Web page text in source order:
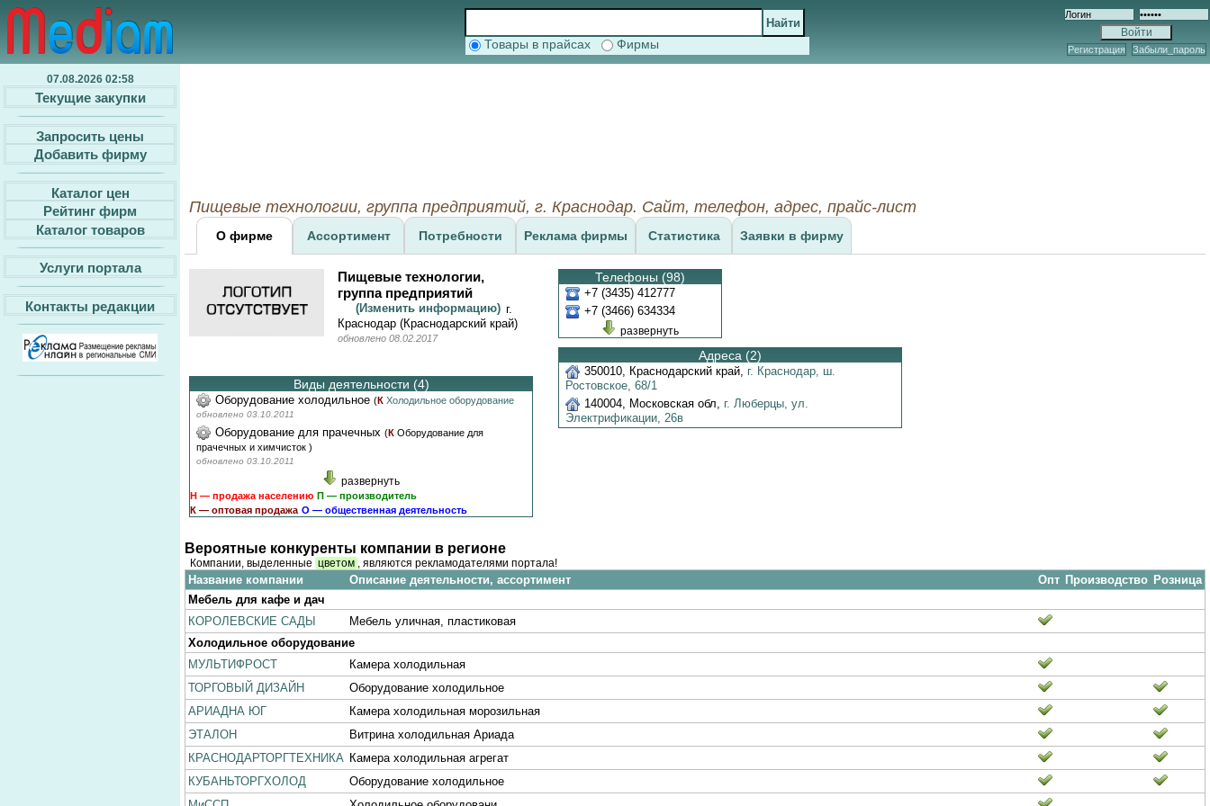
Товары в прайсах Фирмы Регистрация Забыли_пароль
07.08.2026 02:58
Текущие закупки
Запросить цены
Добавить фирму
Каталог цен
Рейтинг фирм
Каталог товаров
Услуги портала
Контакты редакции
Пищевые технологии, группа предприятий, г. Краснодар. Cайт, телефон, адрес, прайс-лист
О фирме Ассортимент Потребности Реклама фирмы Статистика Заявки в фирму
Пищевые технологии,
группа предприятий
(Изменить информацию) г.
Краснодар (Краснодарский край)
обновлено 08.02.2017
Виды деятельности (4)
Оборудование холодильное (К Холодильное оборудование
обновлено 03.10.2011
Оборудование для прачечных (К Оборудование для
прачечных и химчисток )
обновлено 03.10.2011
развернуть
Н — продажа населению П — производитель
К — оптовая продажа О — общественная деятельность
Телефоны (98)
+7 (3435) 412777
+7 (3466) 634334
развернуть
Адреса (2)
350010, Краснодарский край, г. Краснодар, ш.
Ростовское, 68/1
140004, Московская обл, г. Люберцы, ул.
Электрификации, 26в
Вероятные конкуренты компании в регионе
Компании, выделенные цветом , являются рекламодателями портала!
Название компании Описание деятельности, ассортимент Опт Производство Розница
Мебель для кафе и дач
КОРОЛЕВСКИЕ САДЫ
Мебель уличная, пластиковая
Холодильное оборудование
МУЛЬТИФРОСТ
Камера холодильная
ТОРГОВЫЙ ДИЗАЙН
Оборудование холодильное
АРИАДНА ЮГ
Камера холодильная морозильная
ЭТАЛОН
Витрина холодильная Ариада
КРАСНОДАРТОРГТЕХНИКА Камера холодильная агрегат
КУБАНЬТОРГХОЛОД
Оборудование холодильное